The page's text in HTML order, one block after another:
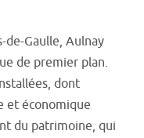
de-Gaulle, Aulnay
de premier plan.
dont
et économique
du patrimoine, qui